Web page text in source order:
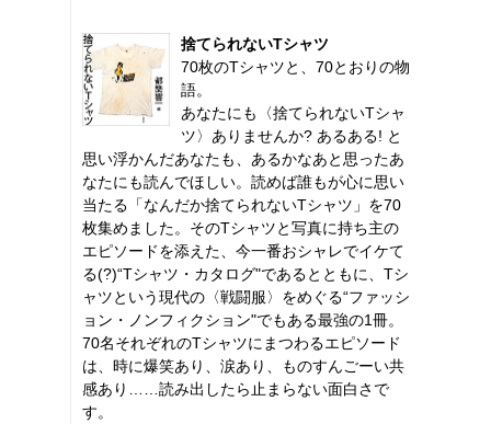
捨てられないTシャツ
70枚のTシャツと、70とおりの物
語。
あなたにも〈捨てられないTシャ
ツ〉ありませんか? あるある! と
思い浮かんだあなたも、あるかなあと思ったあ
なたにも読んでほしい。読めば誰もが心に思い
当たる「なんだか捨てられないTシャツ」を70
枚集めました。そのTシャツと写真に持ち主の
エピソードを添えた、今一番おシャレでイケて
る(?)“Tシャツ・カタログ"であるとともに、Tシ
ャツという現代の〈戦闘服〉をめぐる“ファッシ
ョン・ノンフィクション"でもある最強の1冊。
70名それぞれのTシャツにまつわるエピソード
は、時に爆笑あり、涙あり、ものすんごーい共
感あり……読み出したら止まらない面白さで
す。